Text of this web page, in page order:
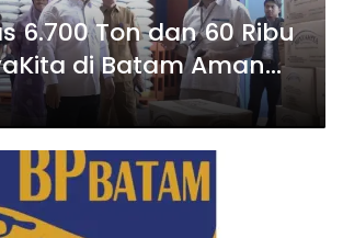
6.700 Ton dan 60 Ribu
di Batam Aman
2026